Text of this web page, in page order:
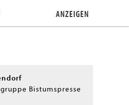
ANZEIGEN
Bistumspresse